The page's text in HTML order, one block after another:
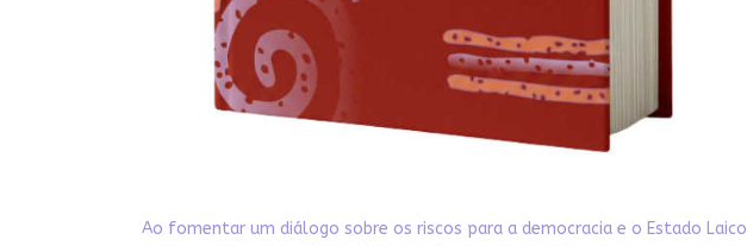
Ao fomentar um diálogo sobre os riscos para a democracia e o Estado Laico